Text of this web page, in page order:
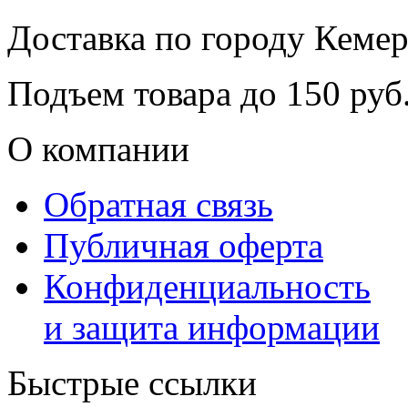
Доставка по городу
Подъем товара до 150
О компании
Обратная связь
Публичная оферта
Конфиденциальность
и защита информации
Быстрые ссылки